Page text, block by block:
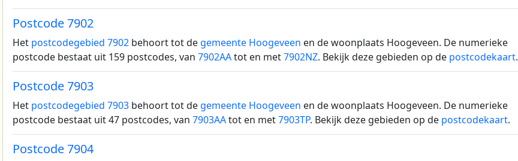
Postcode 7902
Het postcodegebied 7902 behoort tot de gemeente Hoogeveen en de woonplaats Hoogeveen. De numerieke
postcode bestaat uit 159 postcodes, van 7902AAtot en met7902NZ. Bekijk deze gebieden op de postcodekaart.
Postcode 7903
Het postcodegebied 7903 behoort tot de gemeente Hoogeveen en de woonplaats Hoogeveen. De numerieke
postcode bestaat uit 47 postcodes, van 7903AAtot en met7903TP. Bekijk deze gebieden op de postcodekaart.
Postcode 7904